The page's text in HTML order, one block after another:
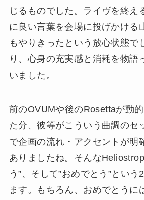
じるものでした。ライヴを終え
に良い言葉を会場に投げかける
もやりきったという放心状態で
り、心身の充実感と消耗を物語
いました。
前のOVUMや後のRosettaが動
た分、彼等がこういう曲調のセ
で企画の流れ・アクセントが明
ありましたね。そんな
う”、そして”おめでとう”という
ます。もちろん、おめでとうに